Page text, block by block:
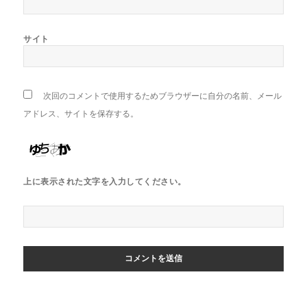
サイト
次回のコメントで使用するためブラウザーに自分の名前、メール
アドレス、サイトを保存する。
上に表示された文字を入力してください。